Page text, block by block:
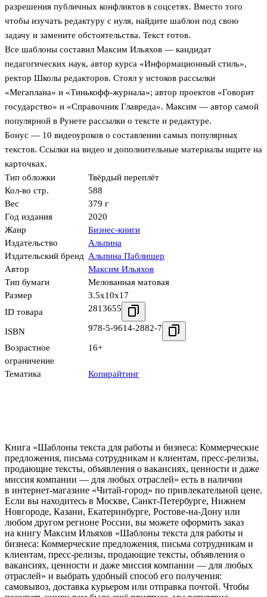
разрешения публичных конфликтов в соцсетях. Вместо того
чтобы изучать редактуру с нуля, найдите шаблон под свою
задачу и замените обстоятельства. Текст готов.
Все шаблоны составил Максим Ильяхов — кандидат
педагогических наук, автор курса «Информационный стиль»,
ректор Школы редакторов. Стоял у истоков рассылки
«Мегаплана» и «Тинькофф-журнала»; автор проектов «Говорит
государство» и «Справочник Главреда». Максим — автор самой
популярной в Рунете рассылки о тексте и редактуре.
Бонус — 10 видеоуроков о составлении самых популярных
текстов. Ссылки на видео и дополнительные материалы ищите на
карточках.
Тип обложки
Твёрдый переплёт
Кол-во стр.
588
Вес
379 г
Год издания
2020
Жанр
Бизнес-книги
Издательство
Альпина
Издательский бренд Альпина Паблишер
Автор
Максим Ильяхов
Тип бумаги
Мелованная матовая
Размер
3.5x10x17
ID товара
2813655
ISBN 978-5-9614-2882-7
Возрастное
ограничение
16+
Тематика Копирайтинг
Книга «Шаблоны текста для работы и бизнеса: Коммерческие
предложения, письма сотрудникам и клиентам, пресс-релизы,
продающие тексты, объявления о вакансиях, ценности и даже
миссия компании — для любых отраслей» есть в наличии
в интернет-магазине «Читай-город» по привлекательной цене.
Если вы находитесь в Москве, Санкт-Петербурге, Нижнем
Новгороде, Казани, Екатеринбурге, Ростове-на-Дону или
любом другом регионе России, вы можете оформить заказ
на книгу Максим Ильяхов «Шаблоны текста для работы и
бизнеса: Коммерческие предложения, письма сотрудникам и
клиентам, пресс-релизы, продающие тексты, объявления о
вакансиях, ценности и даже миссия компании — для любых
отраслей» и выбрать удобный способ его получения:
самовывоз, доставка курьером или отправка почтой. Чтобы